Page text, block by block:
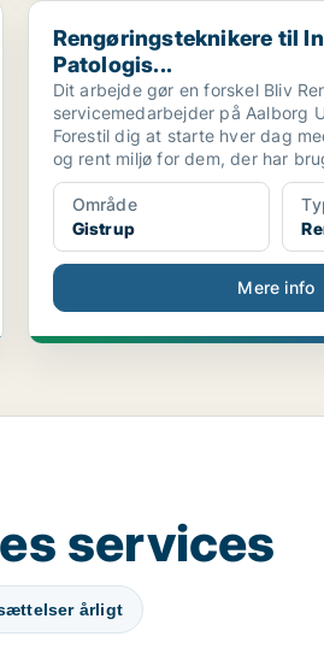
Rengøringsteknikere til
Rengøringsteknikere til
Patologis...
Dit arbejde gør en forskel Bliv
servicemedarbejder på Aalborg
Forestil dig at starte hver dag
og rent miljø for dem, der har
Område
Gistrup
Mere info
services
årligt